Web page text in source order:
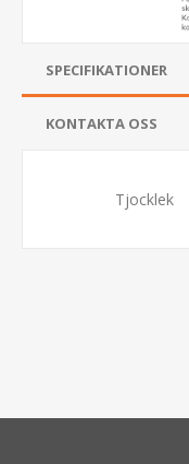
SPECIFIKATIONER
KONTAKTA OSS
Tjocklek